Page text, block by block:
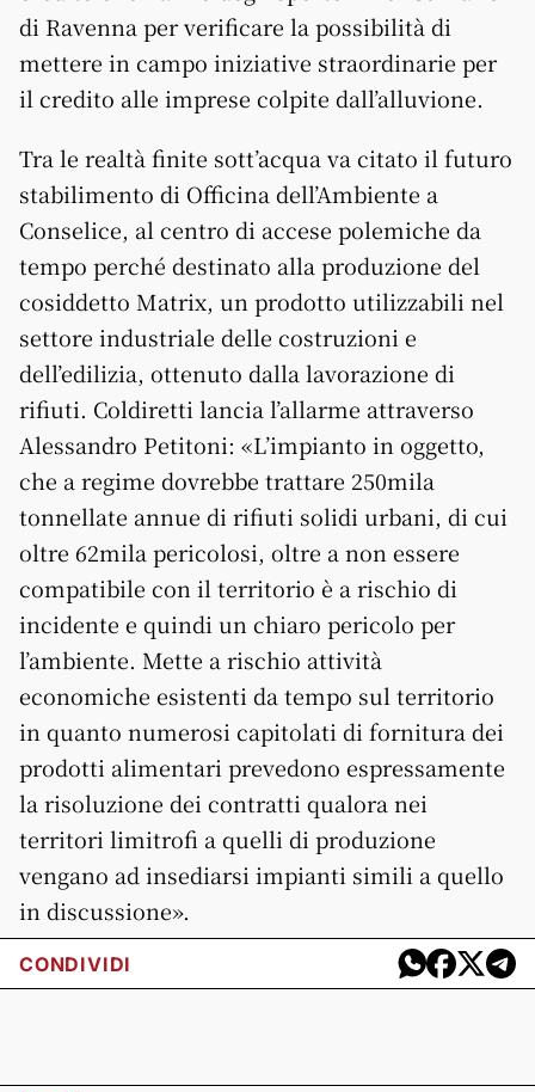
di Ravenna per verificare la possibilità di
mettere in campo iniziative straordinarie per
il credito alle imprese colpite dall’alluvione.
Tra le realtà finite sott’acqua va citato il futuro
stabilimento di Officina dell’Ambiente a
Conselice, al centro di accese polemiche da
tempo perché destinato alla produzione del
cosiddetto Matrix, un prodotto utilizzabili nel
settore industriale delle costruzioni e
dell’edilizia, ottenuto dalla lavorazione di
rifiuti. Coldiretti lancia l’allarme attraverso
Alessandro Petitoni: «L’impianto in oggetto,
che a regime dovrebbe trattare 250mila
tonnellate annue di rifiuti solidi urbani, di cui
oltre 62mila pericolosi, oltre a non essere
compatibile con il territorio è a rischio di
incidente e quindi un chiaro pericolo per
l’ambiente. Mette a rischio attività
economiche esistenti da tempo sul territorio
in quanto numerosi capitolati di fornitura dei
prodotti alimentari prevedono espressamente
la risoluzione dei contratti qualora nei
territori limitrofi a quelli di produzione
vengano ad insediarsi impianti simili a quello
in discussione».
CONDIVIDI